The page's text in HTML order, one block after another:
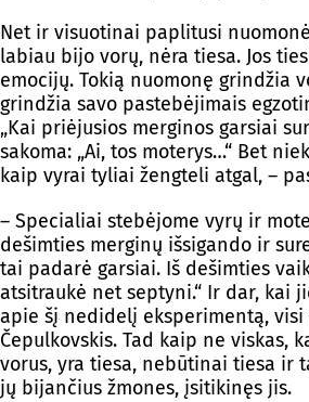
Net ir visuotinai paplitusi
labiau bijo vorų, nėra tiesa. Jos
emocijų. Tokią nuomonę grindžia
grindžia savo pastebėjimais
„Kai priėjusios merginos garsiai
sakoma: „Ai, tos moterys…“ Bet
kaip vyrai tyliai žengteli atgal, –
– Specialiai stebėjome vyrų ir
dešimties merginų išsigando ir
tai padarė garsiai. Iš dešimties
atsitraukė net septyni.“ Ir dar, kai
apie šį nedidelį eksperimentą,
Čepulkovskis. Tad kaip ne viskas,
vorus, yra tiesa, nebūtinai tiesa ir
jų bijančius žmones, įsitikinęs jis.